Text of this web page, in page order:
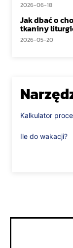
2026-06-18
Jak dbać o
tkaniny
2026-05-20
Kalkulator
Ile do wakacji?